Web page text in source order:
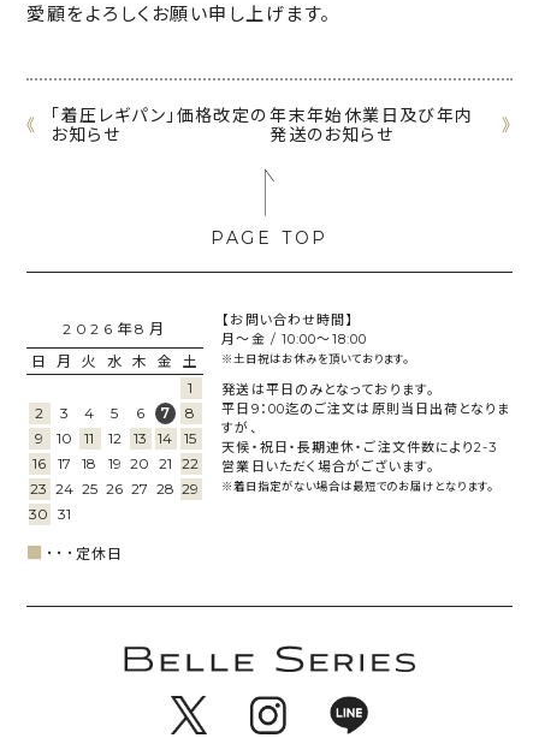
愛顧をよろしくお願い申し上げます。
《
「着圧レギパン」価格改定の
お知らせ
年末年始休業日及び年内
発送のお知らせ
》
2026年8月
日
月 火 水 木 金
土
1
2
3 4 5 6 7
8
9
10 11 12 13 14
15
16
17 18 19 20 21
22
23 24 25 26 27 28 29
30 31
■ ･･･ 定休日
【お問い合わせ時間】
月～金 / 10:00～18:00
※土日祝はお休みを頂いております。
発送は平日のみとなっております。
平日9：00迄のご注文は原則当日出荷となりま
すが、
天候・祝日・長期連休・ご注文件数により2-3
営業日いただく場合がございます。
※着日指定がない場合は最短でのお届けとなります。